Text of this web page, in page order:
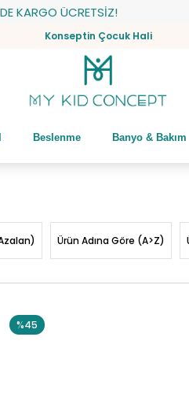
ÜCRETSİZ!
Konseptin Çocuk Hali
Beslenme Banyo & Bakım
Ürün Adına Göre (A>Z)
%45